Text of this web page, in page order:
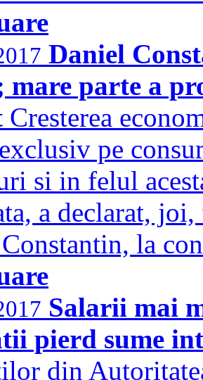
Daniel
mare parte a
Cresterea
pe
si in felul
a declarat,
la
Salarii mai
pierd sume
din